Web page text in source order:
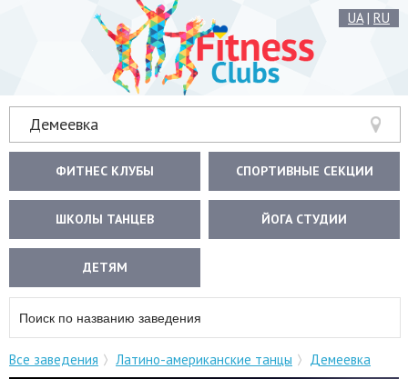
UA| RU
Демеевка
ФИТНЕС КЛУБЫ СПОРТИВНЫЕ СЕКЦИИ
ШКОЛЫ ТАНЦЕВ ЙОГА СТУДИИ
ДЕТЯМ
Все заведения Латино-американские танцы Демеевка